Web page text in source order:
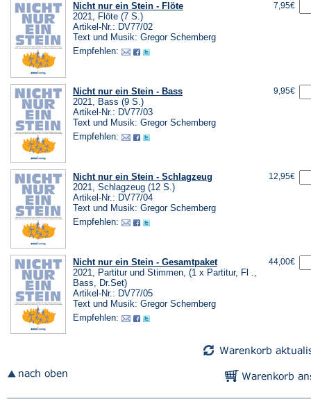
Nicht nur ein Stein - Flöte
2021, Flöte (7 S.)
Artikel-Nr.: DV77/02
Text und Musik: Gregor Schemberg
Empfehlen:
7,95€
Nicht nur ein Stein - Bass
2021, Bass (9 S.)
Artikel-Nr.: DV77/03
Text und Musik: Gregor Schemberg
Empfehlen:
9,95€
Nicht nur ein Stein - Schlagzeug
2021, Schlagzeug (12 S.)
Artikel-Nr.: DV77/04
Text und Musik: Gregor Schemberg
Empfehlen:
12,95€
Nicht nur ein Stein - Gesamtpaket
2021, Partitur und Stimmen, (1 x Partitur, Fl .,
Bass, Dr.Set)
Artikel-Nr.: DV77/05
Text und Musik: Gregor Schemberg
Empfehlen:
44,00€